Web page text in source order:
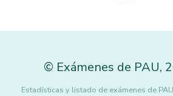
© Exámenes de PAU,
Estadísticas y listado de exámenes de